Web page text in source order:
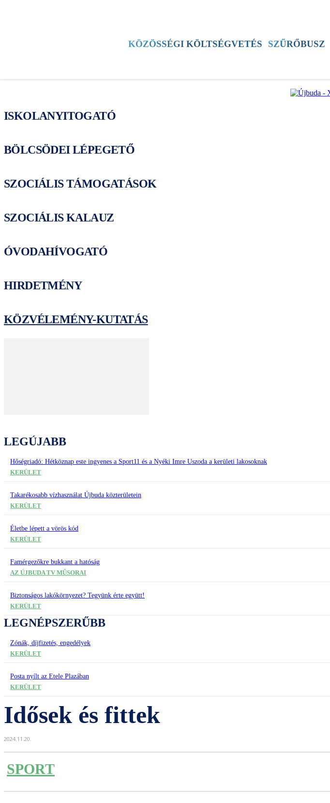
KÖZÖSSÉGI KÖLTSÉGVETÉS SZŰRŐBUSZ
ISKOLANYITOGATÓ
BÖLCSÖDEI LÉPEGETŐ
SZOCIÁLIS TÁMOGATÁSOK
SZOCIÁLIS KALAUZ
ÓVODAHÍVOGATÓ
HIRDETMÉNY
KÖZVÉLEMÉNY-KUTATÁS
LEGÚJABB
Hőségriadó: Hétköznap este ingyenes a Sport11 és a Nyéki Imre Uszoda a kerületi lakosoknak
KERÜLET
Takarékosabb vízhasználat Újbuda közterületein
KERÜLET
Életbe lépett a vörös kód
KERÜLET
Famérgezőkre bukkant a hatóság
AZ ÚJBUDA TV MŰSORAI
Biztonságos lakókörnyezet? Tegyünk érte együtt!
KERÜLET
LEGNÉPSZERŰBB
Zónák, díjfizetés, engedélyek
KERÜLET
Posta nyílt az Etele Plazában
KERÜLET
Idősek és fittek
2024.11.20.
SPORT